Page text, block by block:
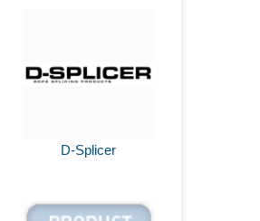
D-Splicer